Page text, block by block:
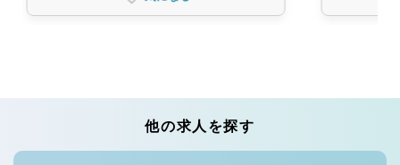
他の求人を探す